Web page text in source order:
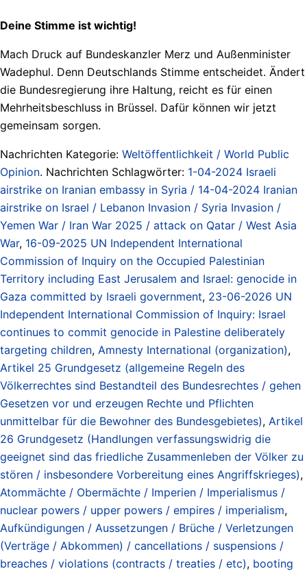
Deine Stimme ist wichtig!
Mach Druck auf Bundeskanzler Merz und Außenminister
Wadephul. Denn Deutschlands Stimme entscheidet. Ändert
die Bundesregierung ihre Haltung, reicht es für einen
Mehrheitsbeschluss in Brüssel. Dafür können wir jetzt
gemeinsam sorgen.
Nachrichten Kategorie: Weltöffentlichkeit / World Public
Opinion. Nachrichten Schlagwörter: 1-04-2024 Israeli
airstrike on Iranian embassy in Syria / 14-04-2024 Iranian
airstrike on Israel / Lebanon Invasion / Syria Invasion /
Yemen War / Iran War 2025 / attack on Qatar / West Asia
War, 16-09-2025 UN Independent International
Commission of Inquiry on the Occupied Palestinian
Territory including East Jerusalem and Israel: genocide in
Gaza committed by Israeli government, 23-06-2026 UN
Independent International Commission of Inquiry: Israel
continues to commit genocide in Palestine deliberately
targeting children, Amnesty International (organization),
Artikel 25 Grundgesetz (allgemeine Regeln des
Völkerrechtes sind Bestandteil des Bundesrechtes / gehen
Gesetzen vor und erzeugen Rechte und Pflichten
unmittelbar für die Bewohner des Bundesgebietes), Artikel
26 Grundgesetz (Handlungen verfassungswidrig die
geeignet sind das friedliche Zusammenleben der Völker zu
stören / insbesondere Vorbereitung eines Angriffskrieges),
Atommächte / Obermächte / Imperien / Imperialismus /
nuclear powers / upper powers / empires / imperialism,
Aufkündigungen / Aussetzungen / Brüche / Verletzungen
(Verträge / Abkommen) / cancellations / suspensions /
breaches / violations (contracts / treaties / etc), booting